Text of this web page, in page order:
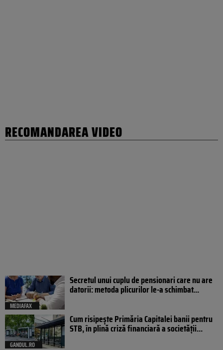
RECOMANDAREA VIDEO
MEDIAFAX
Secretul unui cuplu de pensionari care nu are
datorii: metoda plicurilor le-a schimbat...
GANDUL.RO
Cum risipește Primăria Capitalei banii pentru
STB, în plină criză financiară a societății...